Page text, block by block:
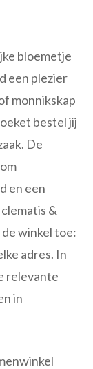
bloemetje
een plezier
monnikskap
bestel jij
De
en een
&
winkel toe:
adres. In
relevante
in